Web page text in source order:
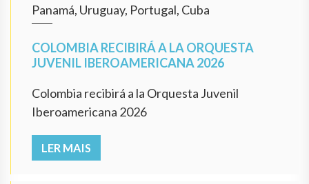
Panamá, Uruguay, Portugal, Cuba
COLOMBIA RECIBIRÁ A LA ORQUESTA
JUVENIL IBEROAMERICANA 2026
Colombia recibirá a la Orquesta Juvenil
Iberoamericana 2026
LER MAIS